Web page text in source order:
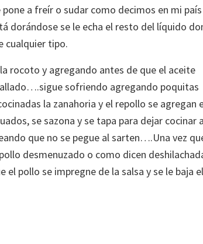
a freír o sudar como decimos en mi
dorándose se le echa el resto del líquido
cualquier tipo.
rocoto y agregando antes de que el aceite
sofriendo agregando poquitas
la zanahoria y el repollo se agregan
se sazona y se tapa para dejar cocinar a
que no se pegue al sarten….Una vez
desmenuzado o como dicen
el pollo se impregne de la salsa y se le baja el